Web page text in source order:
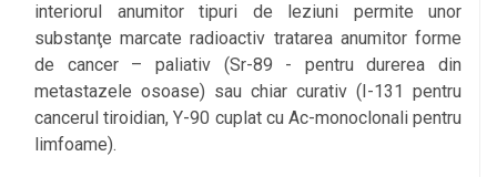
interiorul anumitor tipuri de leziuni permite unor
substanţe marcate radioactiv tratarea anumitor forme
de cancer – paliativ (Sr-89 - pentru durerea din
metastazele osoase) sau chiar curativ (I-131 pentru
cancerul tiroidian, Y-90 cuplat cu Ac-monoclonali pentru
limfoame).